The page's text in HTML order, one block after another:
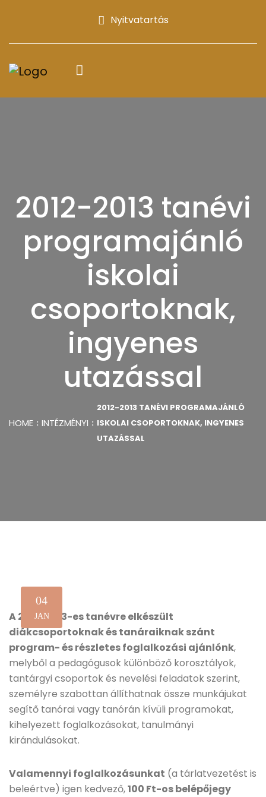
Nyitvatartás
2012-2013 tanévi
programajánló
iskolai
csoportoknak,
ingyenes
utazással
HOME INTÉZMÉNYI
2012-2013 TANÉVI PROGRAMAJÁNLÓ
ISKOLAI CSOPORTOKNAK, INGYENES
UTAZÁSSAL
04
JAN
A 2012-2013-es tanévre elkészült
diákcsoportoknak és tanáraiknak szánt
program- és részletes foglalkozási ajánlónk,
melyből a pedagógusok különböző korosztályok,
tantárgyi csoportok és nevelési feladatok szerint,
személyre szabottan állíthatnak össze munkájukat
segítő tanórai vagy tanórán kívüli programokat,
kihelyezett foglalkozásokat, tanulmányi
kirándulásokat.
Valamennyi foglalkozásunkat (a tárlatvezetést is
beleértve) igen kedvező,100 Ft-os belépőjegy